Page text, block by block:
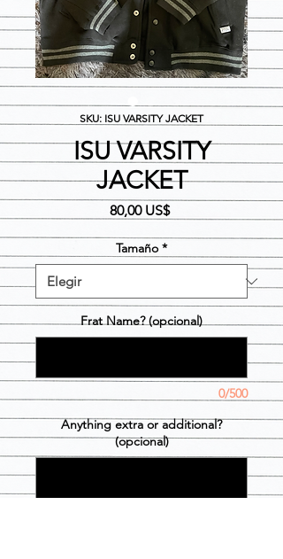
SKU: ISU VARSITY JACKET
ISU VARSITY
JACKET
80,00 US$Precio
Tamaño *
Frat Name? (opcional)
0/500
Anything extra or additional?
(opcional)